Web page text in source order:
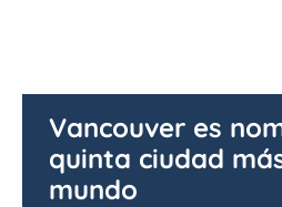
Vancouver es
quinta ciudad
mundo